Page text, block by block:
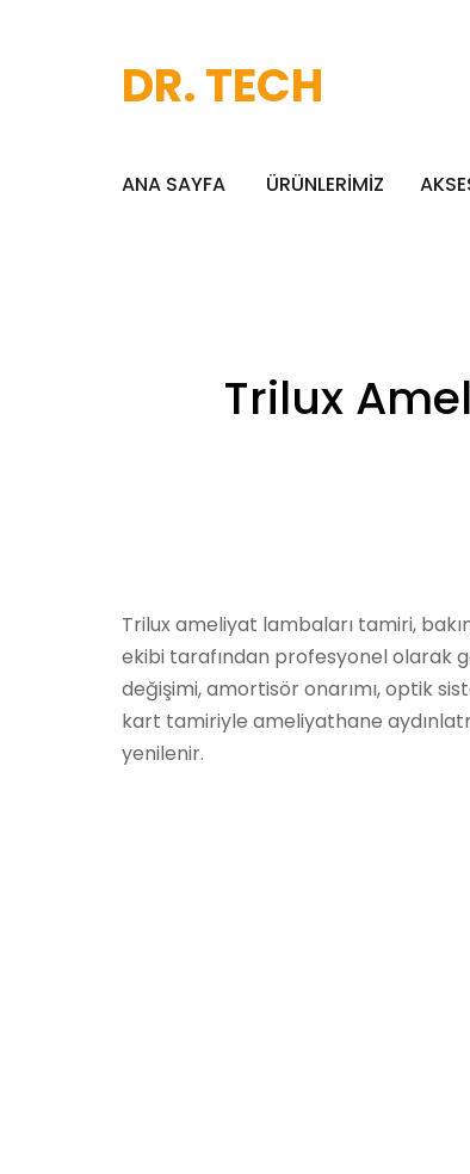
DR. TECH
ANA SAYFA ÜRÜNLERİMİZ
Trilux
Trilux ameliyat lambaları tamiri,
ekibi tarafından profesyonel olarak
değişimi, amortisör onarımı, optik
kart tamiriyle ameliyathane
yenilenir.